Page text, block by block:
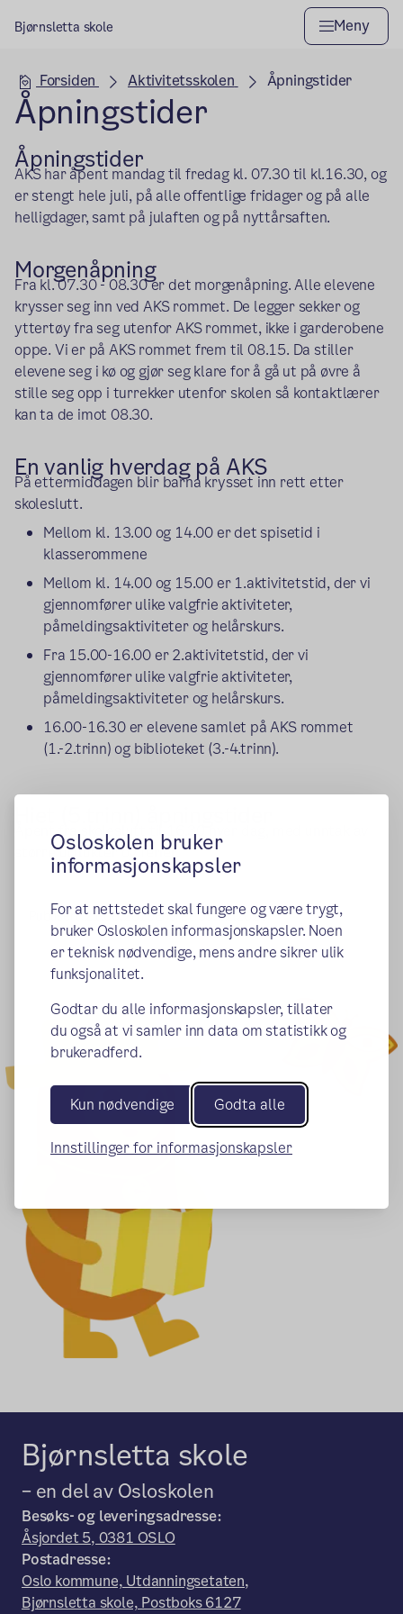
Osloskolen bruker
informasjonskapsler
For at nettstedet skal fungere og være trygt,
bruker Osloskolen informasjonskapsler. Noen
er teknisk nødvendige, mens andre sikrer ulik
funksjonalitet.
Godtar du alle informasjonskapsler, tillater
du også at vi samler inn data om statistikk og
brukeradferd.
Kun nødvendige Godta alle
Innstillinger for informasjonskapsler
Bjørnsletta skole Meny
Hovedseksjon
Forsiden Aktivitetsskolen Åpningstider
Åpningstider
Åpningstider
AKS har åpent mandag til fredag kl. 07.30 til kl.16.30, og
er stengt hele juli, på alle offentlige fridager og på alle
helligdager, samt på julaften og på nyttårsaften.
Morgenåpning
Fra kl. 07.30 - 08.30 er det morgenåpning. Alle elevene
krysser seg inn ved AKS rommet. De legger sekker og
yttertøy fra seg utenfor AKS rommet, ikke i garderobene
oppe. Vi er på AKS rommet frem til 08.15. Da stiller
elevene seg i kø og gjør seg klare for å gå ut på øvre å
stille seg opp i turrekker utenfor skolen så kontaktlærer
kan ta de imot 08.30.
En vanlig hverdag på AKS
På ettermiddagen blir barna krysset inn rett etter
skoleslutt.
Mellom kl. 13.00 og 14.00 er det spisetid i
klasserommene
Mellom kl. 14.00 og 15.00 er 1.aktivitetstid, der vi
gjennomfører ulike valgfrie aktiviteter,
påmeldingsaktiviteter og helårskurs.
Fra 15.00-16.00 er 2.aktivitetstid, der vi
gjennomfører ulike valgfrie aktiviteter,
påmeldingsaktiviteter og helårskurs.
16.00-16.30 er elevene samlet på AKS rommet
(1.-2.trinn) og biblioteket (3.-4.trinn).
Åpent fra skoleslutt til 16.30 hver dag, med unntak av
større utflukter og ferier.
Publisert:21.06.2019Endret: 30.12.2025
Bjørnsletta skole
– en del av Osloskolen
Besøks- og leveringsadresse:
Åsjordet 5, 0381 OSLO
Postadresse:
Oslo kommune, Utdanningsetaten,
Bjørnsletta skole, Postboks 6127